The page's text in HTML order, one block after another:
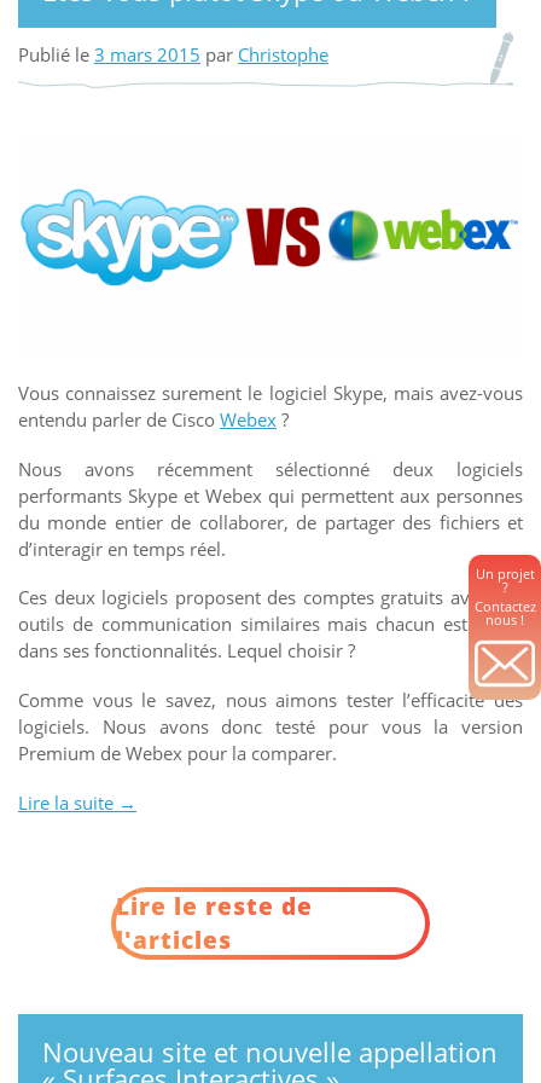
Un projet
?
Contactez
nous !
Publié le 3 mars 2015 par Christophe
Vous connaissez surement le logiciel Skype, mais avez-vous
entendu parler de Cisco Webex ?
Nous avons récemment sélectionné deux logiciels
performants Skype et Webex qui permettent aux personnes
du monde entier de collaborer, de partager des fichiers et
d’interagir en temps réel.
Ces deux logiciels proposent des comptes gratuits avec des
outils de communication similaires mais chacun est limité
dans ses fonctionnalités. Lequel choisir ?
Comme vous le savez, nous aimons tester l’efficacité des
logiciels. Nous avons donc testé pour vous la version
Premium de Webex pour la comparer.
Lire la suite « Êtes-
Skype
ou
Webex
? »
→
Lire le reste de
l'articles
Nouveau site et nouvelle appellation